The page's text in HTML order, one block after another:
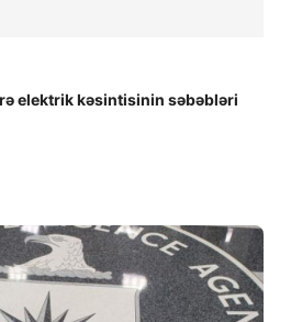
elektrik kəsintisinin səbəbləri